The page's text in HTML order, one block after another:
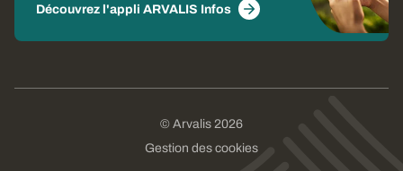
Découvrez l'appli ARVALIS Infos
© Arvalis 2026
Gestion des cookies